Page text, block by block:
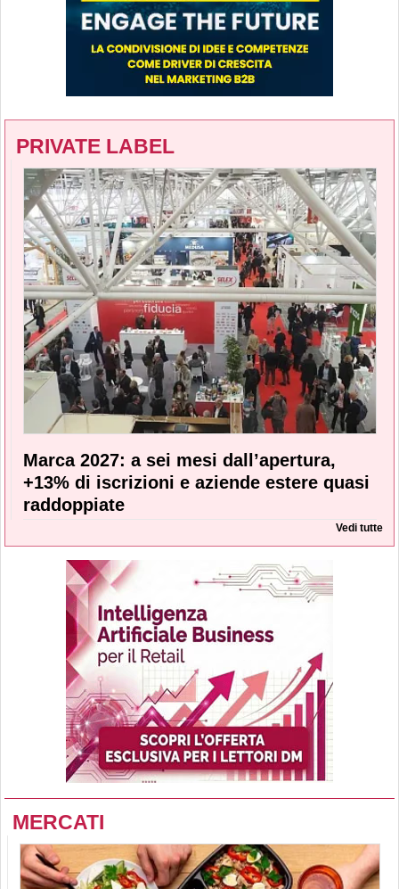
PRIVATE LABEL
Marca 2027: a sei mesi dall’apertura,
+13% di iscrizioni e aziende estere quasi
raddoppiate
Vedi tutte
MERCATI